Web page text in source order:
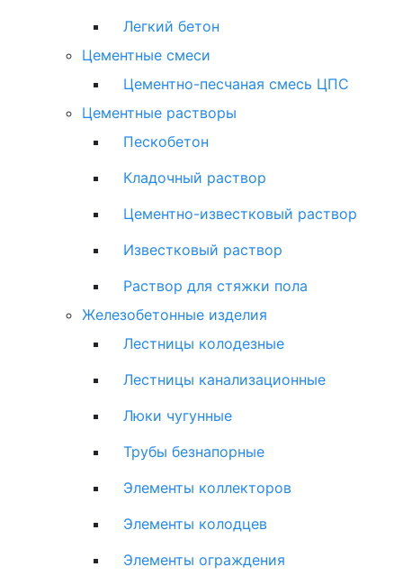
Легкий бетон
Цементные смеси
Цементно-песчаная смесь ЦПС
Цементные растворы
Пескобетон
Кладочный раствор
Цементно-известковый раствор
Известковый раствор
Раствор для стяжки пола
Железобетонные изделия
Лестницы колодезные
Лестницы канализационные
Люки чугунные
Трубы безнапорные
Элементы коллекторов
Элементы колодцев
Элементы ограждения